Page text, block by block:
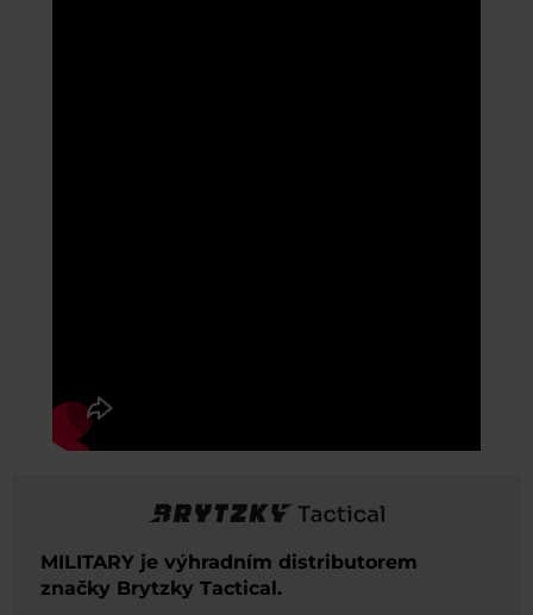
MILITARY je výhradním distributorem
značky Brytzky Tactical.